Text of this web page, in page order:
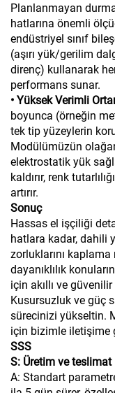
Planlanmayan
hatlarına önemli
endüstriyel sınıf
(aşırı yük/gerilim
direnç) kullanarak
performans sunar.
• Yüksek Verimli
boyunca (örneğin
tek tip yüzeylerin
Modülümüzün
elektrostatik yük
kaldırır, renk
artırır.
Sonuç
Hassas el işçiliği
hatlara kadar, dahili
zorluklarını
dayanıklılık
için akıllı ve
Kusursuzluk ve güç
sürecinizi yükseltin.
için bizimle iletişime
SSS
S: Üretim ve teslimat
A: Standart